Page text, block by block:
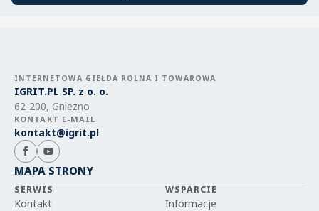
INTERNETOWA GIEŁDA ROLNA I TOWAROWA
IGRIT.PL SP. z o. o.
62-200, Gniezno
KONTAKT E-MAIL
kontakt@igrit.pl
MAPA STRONY
SERWIS
Kontakt
WSPARCIE
Informacje